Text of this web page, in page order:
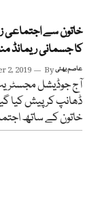
کا جسمانی ریمانڈ
2, 2019 Byعاصم بھٹی
آج جوڈیشل
ڈھانپ کر پیش کیا
خاتون کے ساتھ